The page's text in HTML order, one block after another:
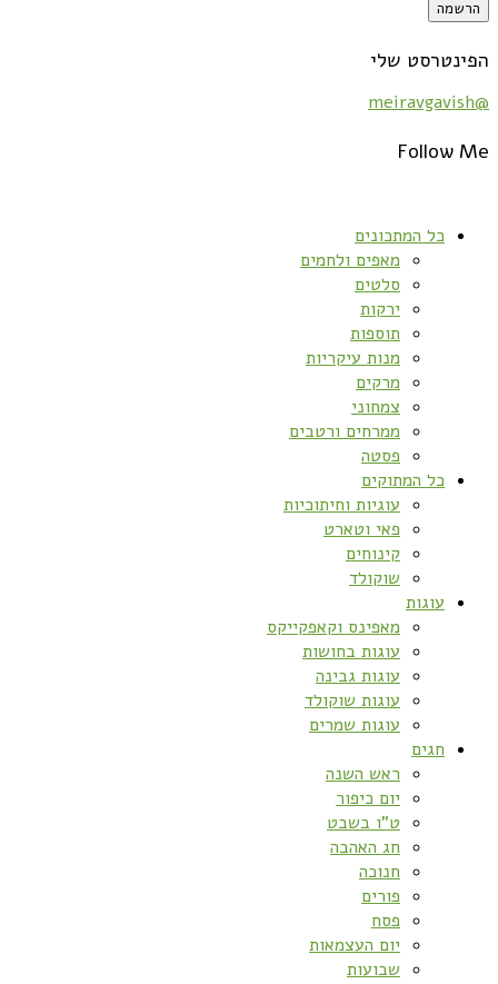
הפינטרסט שלי
@meiravgavish
Follow Me
כל המתכונים
מאפים ולחמים
סלטים
ירקות
תוספות
מנות עיקריות
מרקים
צמחוני
ממרחים ורטבים
פסטה
כל המתוקים
עוגיות וחיתוכיות
פאי וטארט
קינוחים
שוקולד
עוגות
מאפינס וקאפקייקס
עוגות בחושות
עוגות גבינה
עוגות שוקולד
עוגות שמרים
חגים
ראש השנה
יום כיפור
ט”ו בשבט
חג האהבה
חנוכה
פורים
פסח
יום העצמאות
שבועות